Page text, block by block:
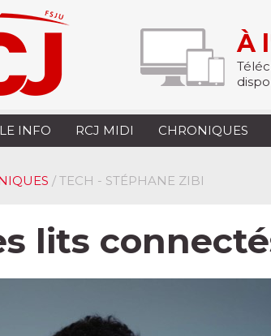
À
INFO RCJ MIDI CHRONIQUES
/ TECH - STÉPHANE ZIBI
lits